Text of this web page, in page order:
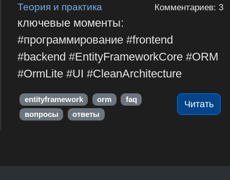
Теория и практика
Комментариев: 3
ключевые моменты:
#программирование #frontend
#backend #EntityFrameworkCore #ORM
#OrmLite #UI #CleanArchitecture
Читать
entityframework orm
faq
вопросы
ответы